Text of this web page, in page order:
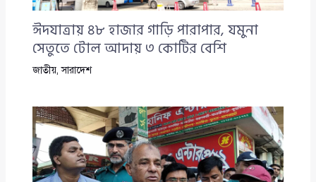
ঈদযাত্রায় ৪৮ হাজার গাড়ি পারাপার, যমুনা
সেতুতে টোল আদায় ৩ কোটির বেশি
জাতীয়,সারাদেশ